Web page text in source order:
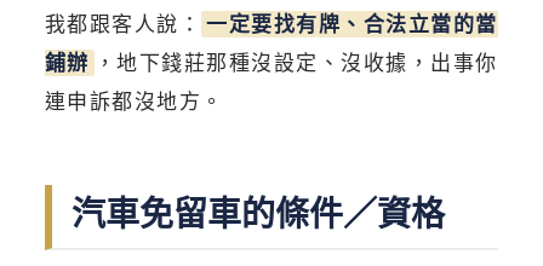
我都跟客人說：
一定要找有牌、合法立當的當
鋪辦 ，地下錢莊那種沒設定、沒收據，出事你
連申訴都沒地方。
汽車免留車的條件／資格